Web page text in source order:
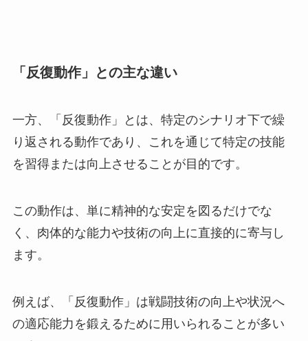
「反復動作」との主な違い
一方、「反復動作」とは、特定のシナリオ下で繰
り返される動作であり、これを通じて特定の技能
を習得または向上させることが目的です。
この動作は、単に精神的な安定を図るだけでな
く、肉体的な能力や技術の向上に直接的に寄与し
ます。
例えば、「反復動作」は戦闘技術の向上や状況へ
の適応能力を鍛えるために用いられることが多い